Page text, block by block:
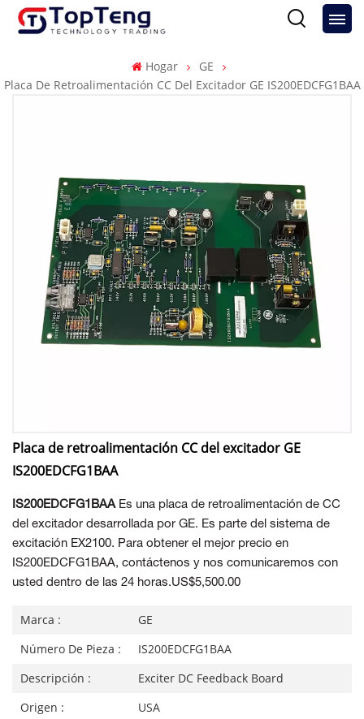
Hogar
GE
Placa De Retroalimentación CC Del Excitador GE IS200EDCFG1BAA
Placa de retroalimentación CC del excitador GE
IS200EDCFG1BAA
IS200EDCFG1BAAEs una placa de retroalimentación de CC
del excitador desarrollada por GE. Es parte del sistema de
excitación EX2100. Para obtener el mejor precio en
IS200EDCFG1BAA, contáctenos y nos comunicaremos con
usted dentro de las 24 horas.US$5,500.00
Marca :
GE
Número De Pieza :
IS200EDCFG1BAA
Descripción :
Exciter DC Feedback Board
Origen :
USA